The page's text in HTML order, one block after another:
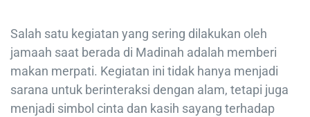
Salah satu kegiatan yang sering dilakukan oleh
jamaah saat berada di Madinah adalah memberi
makan merpati. Kegiatan ini tidak hanya menjadi
sarana untuk berinteraksi dengan alam, tetapi juga
menjadi simbol cinta dan kasih sayang terhadap